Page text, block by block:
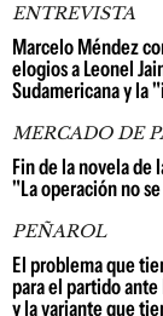
ENTREVISTA
Marcelo Méndez
elogios a Leonel
Sudamericana y la
MERCADO DE
Fin de la novela de
"La operación no
PEÑAROL
El problema que
para el partido
y la variante que